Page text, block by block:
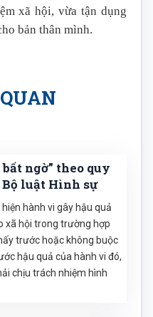
xã hội, vừa tận dụng
bản thân mình.
ngờ” theo quy
luật Hình sự
hành vi gây hậu quả
xã hội trong trường hợp
trước hoặc không buộc
hậu quả của hành vi đó,
chịu trách nhiệm hình